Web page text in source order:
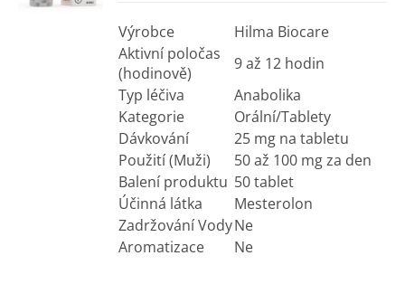
Výrobce
Hilma Biocare
Aktivní poločas
(hodinově)
9 až 12 hodin
Typ léčiva
Anabolika
Kategorie
Orální/Tablety
Dávkování
25 mg na tabletu
Použití (Muži)
50 až 100 mg za den
Balení produktu 50 tablet
Účinná látka
Mesterolon
Zadržování VodyNe
Aromatizace
Ne